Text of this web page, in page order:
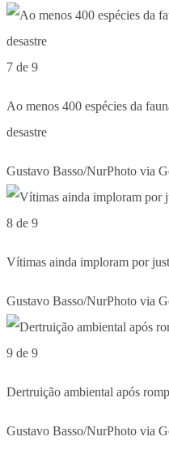
7 de 9
Ao menos 400 espécies da
desastre
Gustavo Basso/NurPhoto via
8 de 9
Vítimas ainda imploram por
Gustavo Basso/NurPhoto via
9 de 9
Dertruição ambiental após
Gustavo Basso/NurPhoto via